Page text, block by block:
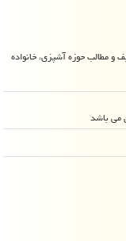
و مطالب حوزه آشپزی، خانواده